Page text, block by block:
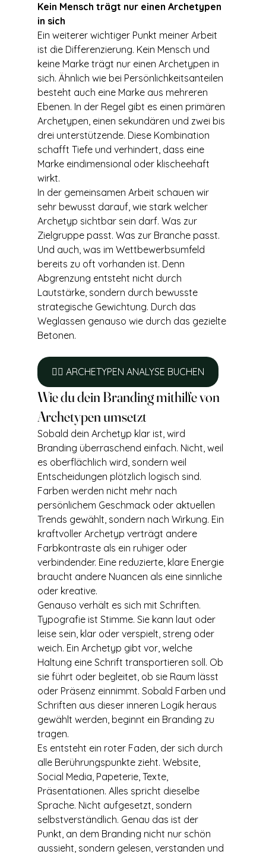
Kein Mensch trägt nur einen Archetypen
in sich
Ein weiterer wichtiger Punkt meiner Arbeit
ist die Differenzierung. Kein Mensch und
keine Marke trägt nur einen Archetypen in
sich. Ähnlich wie bei Persönlichkeitsanteilen
besteht auch eine Marke aus mehreren
Ebenen. In der Regel gibt es einen primären
Archetypen, einen sekundären und zwei bis
drei unterstützende. Diese Kombination
schafft Tiefe und verhindert, dass eine
Marke eindimensional oder klischeehaft
wirkt.
In der gemeinsamen Arbeit schauen wir
sehr bewusst darauf, wie stark welcher
Archetyp sichtbar sein darf. Was zur
Zielgruppe passt. Was zur Branche passt.
Und auch, was im Wettbewerbsumfeld
bereits zu oft vorhanden ist. Denn
Abgrenzung entsteht nicht durch
Lautstärke, sondern durch bewusste
strategische Gewichtung. Durch das
Weglassen genauso wie durch das gezielte
Betonen.
❤️‍🔥 ARCHETYPEN ANALYSE BUCHEN
Wie du dein Branding mithilfe von
Archetypen umsetzt
Sobald dein Archetyp klar ist, wird
Branding überraschend einfach. Nicht, weil
es oberflächlich wird, sondern weil
Entscheidungen plötzlich logisch sind.
Farben werden nicht mehr nach
persönlichem Geschmack oder aktuellen
Trends gewählt, sondern nach Wirkung. Ein
kraftvoller Archetyp verträgt andere
Farbkontraste als ein ruhiger oder
verbindender. Eine reduzierte, klare Energie
braucht andere Nuancen als eine sinnliche
oder kreative.
Genauso verhält es sich mit Schriften.
Typografie ist Stimme. Sie kann laut oder
leise sein, klar oder verspielt, streng oder
weich. Ein Archetyp gibt vor, welche
Haltung eine Schrift transportieren soll. Ob
sie führt oder begleitet, ob sie Raum lässt
oder Präsenz einnimmt. Sobald Farben und
Schriften aus dieser inneren Logik heraus
gewählt werden, beginnt ein Branding zu
tragen.
Es entsteht ein roter Faden, der sich durch
alle Berührungspunkte zieht. Website,
Social Media, Papeterie, Texte,
Präsentationen. Alles spricht dieselbe
Sprache. Nicht aufgesetzt, sondern
selbstverständlich. Genau das ist der
Punkt, an dem Branding nicht nur schön
aussieht, sondern gelesen, verstanden und